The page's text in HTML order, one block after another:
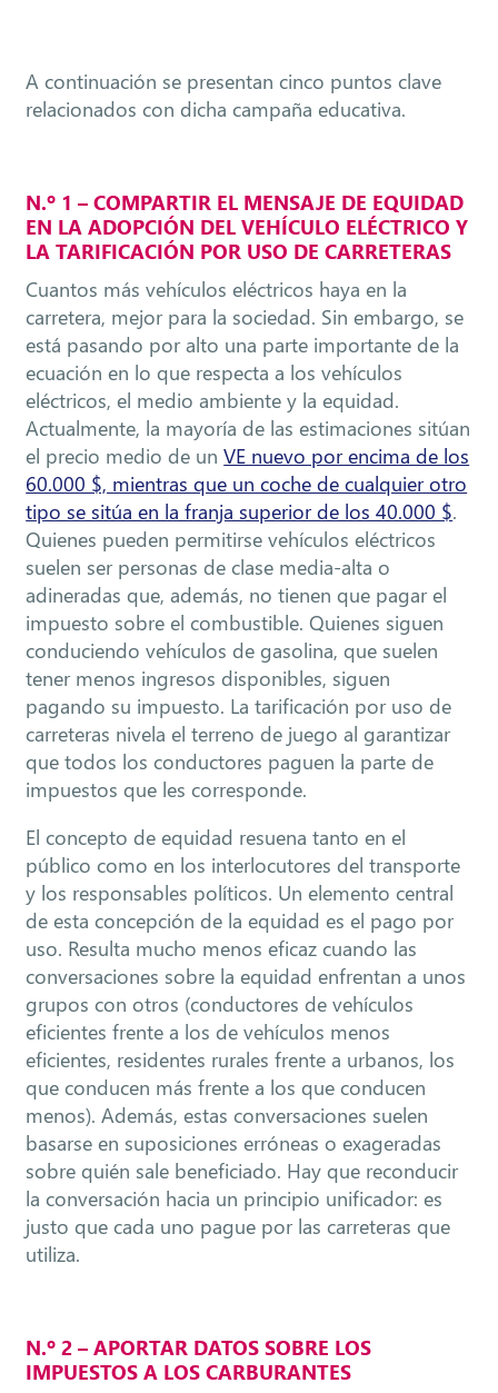
A continuación se presentan cinco puntos clave
relacionados con dicha campaña educativa.
N.º 1 – COMPARTIR EL MENSAJE DE EQUIDAD
EN LA ADOPCIÓN DEL VEHÍCULO ELÉCTRICO Y
LA TARIFICACIÓN POR USO DE CARRETERAS
Cuantos más vehículos eléctricos haya en la
carretera, mejor para la sociedad. Sin embargo, se
está pasando por alto una parte importante de la
ecuación en lo que respecta a los vehículos
eléctricos, el medio ambiente y la equidad.
Actualmente, la mayoría de las estimaciones sitúan
el precio medio de unVE nuevo por encima de los
60.000 $, mientras que un coche de cualquier otro
tipo se sitúa en la franja superior de los 40.000 $.
Quienes pueden permitirse vehículos eléctricos
suelen ser personas de clase media-alta o
adineradas que, además, no tienen que pagar el
impuesto sobre el combustible. Quienes siguen
conduciendo vehículos de gasolina, que suelen
tener menos ingresos disponibles, siguen
pagando su impuesto. La tarificación por uso de
carreteras nivela el terreno de juego al garantizar
que todos los conductores paguen la parte de
impuestos que les corresponde.
El concepto de equidad resuena tanto en el
público como en los interlocutores del transporte
y los responsables políticos. Un elemento central
de esta concepción de la equidad es el pago por
uso. Resulta mucho menos eficaz cuando las
conversaciones sobre la equidad enfrentan a unos
grupos con otros (conductores de vehículos
eficientes frente a los de vehículos menos
eficientes, residentes rurales frente a urbanos, los
que conducen más frente a los que conducen
menos). Además, estas conversaciones suelen
basarse en suposiciones erróneas o exageradas
sobre quién sale beneficiado. Hay que reconducir
la conversación hacia un principio unificador: es
justo que cada uno pague por las carreteras que
utiliza.
N.º 2 – APORTAR DATOS SOBRE LOS
IMPUESTOS A LOS CARBURANTES